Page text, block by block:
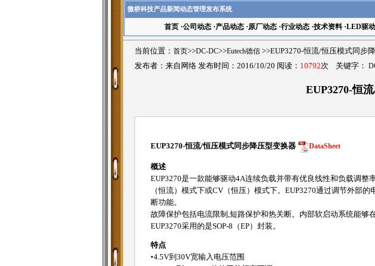
微桥科技产品新闻动态管理发布系统
首页·公司动态·产品动态·原厂动态·行业动态·技术资料·LED驱动
当前位置： 首页>>DC-DC>>Eutech德信 >>EUP3270-恒流/恒压模式同步
发布者：来自网络 发布时间：2016/10/20 阅读： 10792次 关键字：
EUP3270-恒
EUP3270-恒流/恒压模式同步降压型变换器 DataSheet
概述
EUP3270是一款能够驱动4A连续负载并带有优良线性和负载调
（恒流）模式下或CV（恒压）模式下。EUP3270通过调节外部
断功能。
故障保护包括电流限制,短路保护和热关断。内部软启动系统能够
EUP3270采用的是SOP-8（EP）封装。
特点
•4.5V到30V宽输入电压范围